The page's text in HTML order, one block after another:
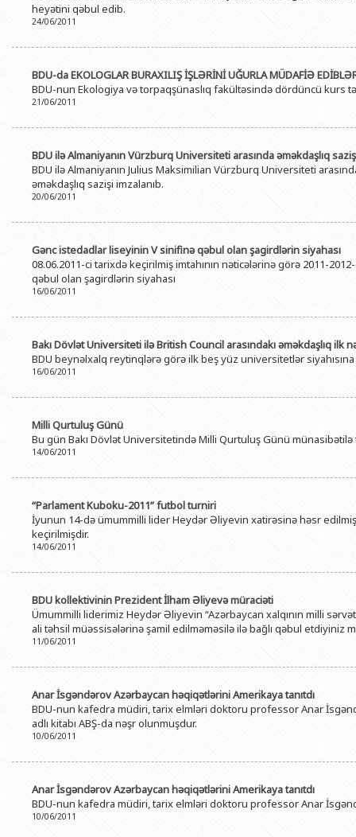
heyətini qəbul edib.
24/06/2011
BDU-da EKOLOGLAR BURAXILIŞ İŞLƏRİNİ UĞURLA MÜDAFİƏ
BDU-nun Ekologiya və torpaqşünaslıq fakültəsində dördüncü kurs
21/06/2011
BDU ilə Almaniyanın Vürzburq Universiteti arasında əməkdaşlıq
BDU ilə Almaniyanın Julius Maksimilian Vürzburq Universiteti
əməkdaşlıq sazişi imzalanıb.
20/06/2011
Gənc istedadlar liseyinin V sinifinə qəbul olan şagirdlərin siyahası
08.06.2011-ci tarixdə keçirilmiş imtahının nəticələrinə görə 2011-
qəbul olan şagirdlərin siyahası
16/06/2011
Bakı Dövlət Universiteti ilə British Council arasındakı əməkdaşlıq ilk
BDU beynəlxalq reytinqlərə görə ilk beş yüz universitetlər siyahısına
16/06/2011
Milli Qurtuluş Günü
Bu gün Bakı Dövlət Universitetində Milli Qurtuluş Günü
14/06/2011
“Parlament Kuboku-2011” futbol turniri
İyunun 14-də ümummilli lider Heydər Əliyevin xatirəsinə həsr
keçirilmişdir.
14/06/2011
BDU kollektivinin Prezident İlham Əliyevə müraciəti
Ümummilli liderimiz Heydər Əliyevin “Azərbaycan xalqının milli
ali təhsil müəssisələrinə şamil edilməməsilə ilə bağlı qəbul etdiyiniz
11/06/2011
Anar İsgəndərov Azərbaycan həqiqətlərini Amerikaya tanıtdı
BDU-nun kafedra müdiri, tarix elmləri doktoru professor Anar
adlı kitabı ABŞ-da nəşr olunmuşdur.
10/06/2011
Anar İsgəndərov Azərbaycan həqiqətlərini Amerikaya tanıtdı
BDU-nun kafedra müdiri, tarix elmləri doktoru professor Anar
10/06/2011